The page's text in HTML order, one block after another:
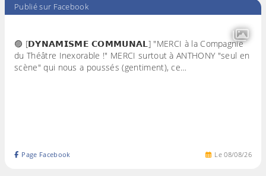
Publié sur Facebook
🟣 [𝗗𝗬𝗡𝗔𝗠𝗜𝗦𝗠𝗘 𝗖𝗢𝗠𝗠𝗨𝗡𝗔𝗟] "MERCI à la Compagnie
du Théâtre Inexorable !" MERCI surtout à ANTHONY "seul en
scène" qui nous a poussés (gentiment), ce…
Le08/08/26
Page Facebook